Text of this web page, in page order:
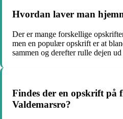
Hvordan laver man
Der er mange forskellige
men en populær opskrift er at
sammen og derefter rulle dejen
Findes der en opskrift på
Valdemarsro?